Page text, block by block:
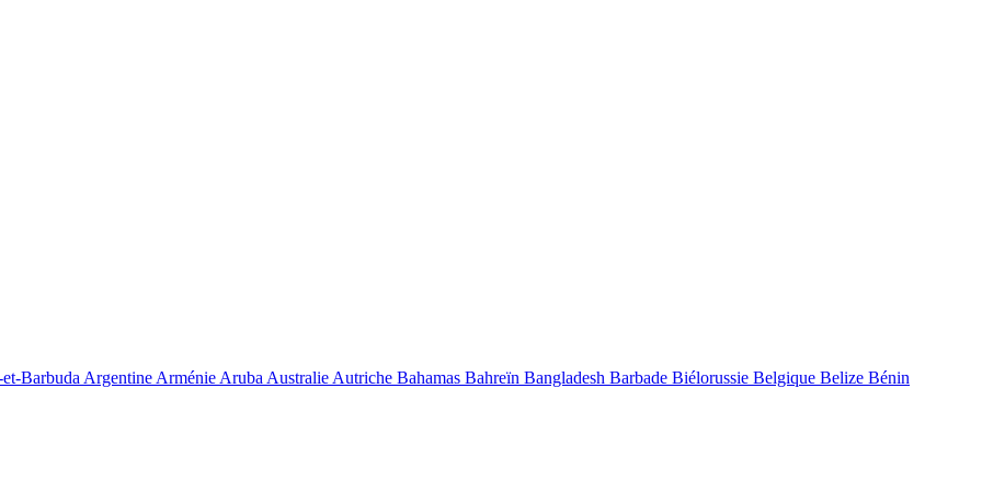
Barbuda Argentine Arménie Aruba Australie Autriche Bahamas Bahreïn Bangladesh Barbade Biélorussie Belgique Belize Bénin